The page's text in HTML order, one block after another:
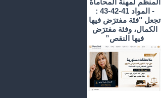
المنظم لمهنة المحاماة
- المواد 41-42-43 :
تجعل "فئة مفترَض فيها
الكمال، وفئة مفترَض
فيها النقص”